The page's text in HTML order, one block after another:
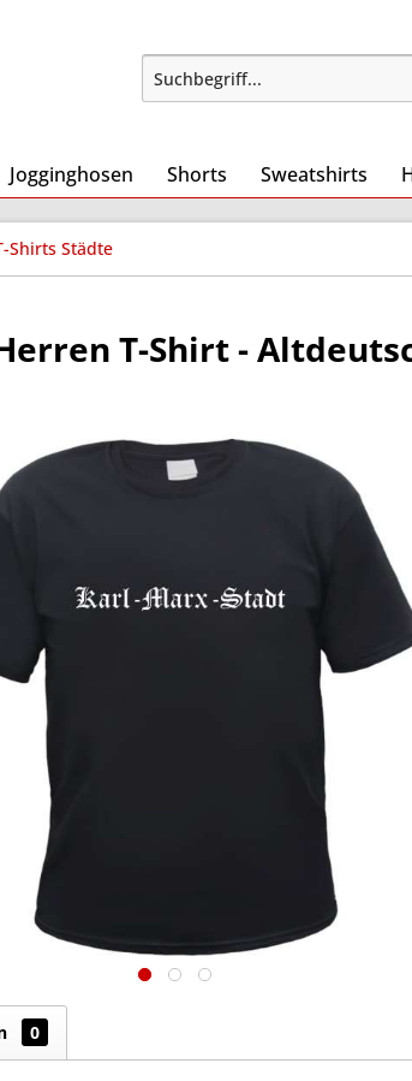
Jogginghosen Shorts Sweatshirts
Shirts Städte
T-Shirt -
0